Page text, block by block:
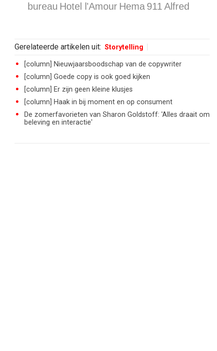
bureau Hotel l'Amour Hema 911 Alfred
Gerelateerde artikelen uit: Storytelling
[column] Nieuwjaarsboodschap van de copywriter
[column] Goede copy is ook goed kijken
[column] Er zijn geen kleine klusjes
[column] Haak in bij moment en op consument
De zomerfavorieten van Sharon Goldstoff: 'Alles draait om
beleving en interactie'